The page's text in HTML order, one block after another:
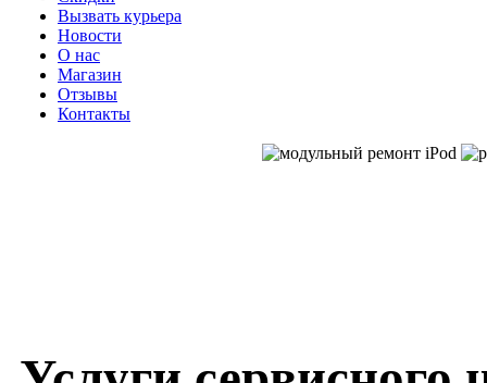
Вызвать курьера
Новости
О нас
Магазин
Отзывы
Контакты